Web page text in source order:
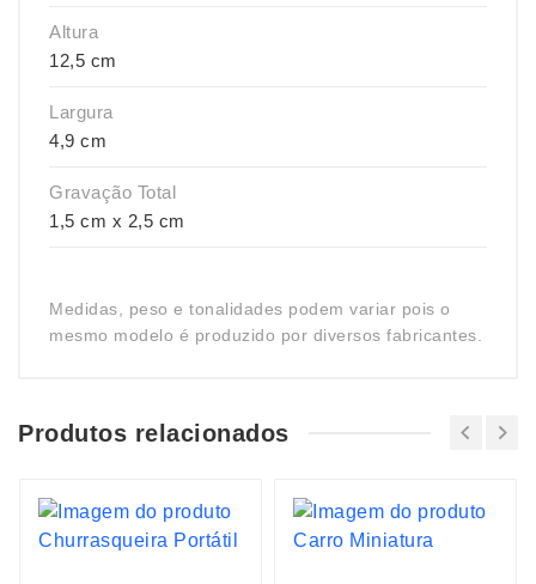
Altura
12,5 cm
Largura
4,9 cm
Gravação Total
1,5 cm x 2,5 cm
Medidas, peso e tonalidades podem variar pois o
mesmo modelo é produzido por diversos fabricantes.
Produtos relacionados